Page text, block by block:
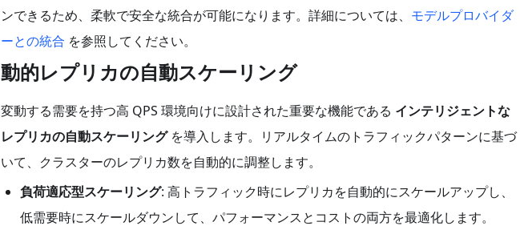
ンできるため、柔軟で安全な統合が可能になります。詳細については、 モデルプロバイダ
ーとの統合 を参照してください。
動的レプリカの自動スケーリング
変動する需要を持つ高 QPS 環境向けに設計された重要な機能である インテリジェントな
レプリカの自動スケーリングを導入します。リアルタイムのトラフィックパターンに基づ
いて、クラスターのレプリカ数を自動的に調整します。
負荷適応型スケーリング: 高トラフィック時にレプリカを自動的にスケールアップし、
低需要時にスケールダウンして、パフォーマンスとコストの両方を最適化します。